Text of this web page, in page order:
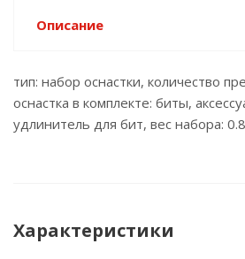
Описание
тип: набор оснастки, количество
оснастка в комплекте: биты,
удлинитель для бит, вес набора:
Характеристики